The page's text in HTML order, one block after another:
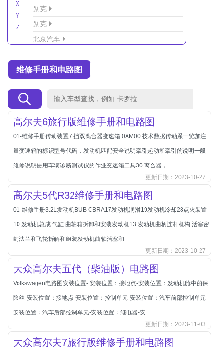
X
Y
Z
别克
别克
北京汽车
北京越野车
北汽制造
奔腾
奔腾
奔驰
宝沃
宝骏
宝骏
宾利
本田
本田-广州本田
维修手册和电路图
高尔夫6旅行版维修手册和电路图
01-维修手册传动装置7 挡双离合器变速箱 0AM00 技术数据传动系一览加注
量变速箱的标识型号代码，发动机匹配安全说明牵引起动和牵引的说明一般
维修说明使用车辆诊断测试仪的作业变速箱工具30 离合器，
更新日期：2023-10-27
高尔夫5代R32维修手册和电路图
01-维修手册3.2L发动机BUB CBRA17发动机润滑19发动机冷却28点火装置
10 发动机总成 气缸 曲轴箱拆卸和安装发动机13 发动机曲柄连杆机构 活塞密
封法兰和飞轮拆解和组装发动机曲轴活塞和
更新日期：2023-10-27
大众高尔夫五代（柴油版）电路图
Volkswagen电路图安装位置- 安装位置：接地点-安装位置：发动机舱中的保
险丝-安装位置：接地点-安装位置：控制单元-安装位置：汽车前部控制单元-
安装位置：汽车后部控制单元-安装位置：继电器-安
更新日期：2023-11-03
大众高尔夫7旅行版维修手册和电路图